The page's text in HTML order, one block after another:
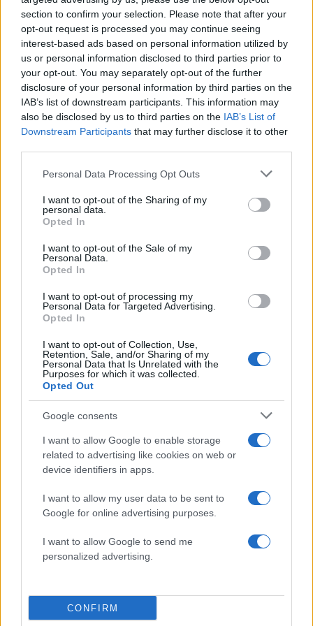
section to confirm your selection. Please note that after your
opt-out request is processed you may continue seeing
interest-based ads based on personal information utilized by
us or personal information disclosed to third parties prior to
your opt-out. You may separately opt-out of the further
disclosure of your personal information by third parties on the
IAB’s list of downstream participants. This information may
also be disclosed by us to third parties on the IAB’s List of
Downstream Participants that may further disclose it to other
Please note that this website/app uses one or more Google
not limited to your visit or usage behaviour. You may click to
grant or deny consent to Google and its third-party tags to
use your data for below specified purposes in below Google
consent section.
Personal Data Processing Opt Outs
I want to opt-out of the Sharing of my
personal data.
Opted In
I want to opt-out of the Sale of my
Personal Data.
Opted In
I want to opt-out of processing my
Personal Data for Targeted Advertising.
Opted In
I want to opt-out of Collection, Use,
Retention, Sale, and/or Sharing of my
Personal Data that Is Unrelated with the
Purposes for which it was collected.
Opted Out
Google consents
I want to allow Google to enable storage
related to advertising like cookies on web or
device identifiers in apps.
I want to allow my user data to be sent to
Google for online advertising purposes.
I want to allow Google to send me
personalized advertising.
CONFIRM
Νοσοκομείο Λιβαδειάς 41
Νοσοκομείο Καρπενησίου 15
Νοσοκομείο Άμφισσας 13
Νοσοκομείο Καρύστου 3
Νοσοκομείο Κύμης 0
Αν τα χάσατε
του ιού του Δυτικού Νείλου
με κρούσματα στην Αττική
- «Καμπανάκι» από τον
δημόσιας υγείας
Κρήτη: Τουρίστας
πόσο να πληρώσει